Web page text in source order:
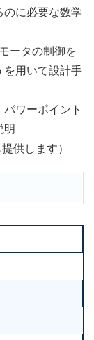
に必要な数学
ータの制御を
を用いて設計手
ワーポイント
明
供します）